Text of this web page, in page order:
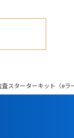
査スターターキット（e